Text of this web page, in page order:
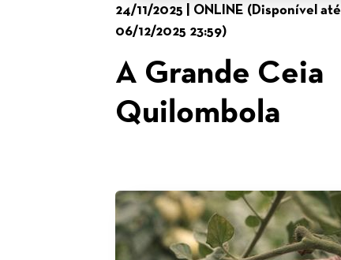
24/11/2025 | ONLINE (Disponível até
06/12/2025 23:59)
A Grande Ceia
Quilombola